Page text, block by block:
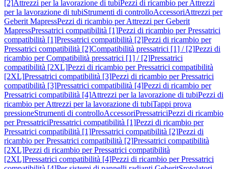
[2]Attrezzi per la lavorazione di tubiPezzi di ricambio per Attrezzi
per la lavorazione di tubiStrumenti di controlloAccessoriAttrezzi per
Geberit MapressPezzi di ricambio per Attrezzi per Geberit
MapressPressatrici compatibilità [1]Pezzi di ricambio per Pressatrici
compatibilità [1]Pressatrici compatibilità [2]Pezzi di ricambio per
Pressatrici compatibilità [2]Compatibilità pressatrici [1] / [2]Pezzi di
ricambio per Compatibilità pressatrici [1] / [2]Pressatrici
compatibilità [2XL]Pezzi di ricambio per Pressatrici compatibilità
[2XL]Pressatrici compatibilità [3]Pezzi di ricambio per Pressatrici
compatibilità [3]Pressatrici compatibilità [4]Pezzi di ricambio per
Pressatrici compatibilità [4]Attrezzi per la lavorazione di tubiPezzi di
ricambio per Attrezzi per la lavorazione di tubiTappi prova
pressioneStrumenti di controlloAccessoriPressatriciPezzi di ricambio
per PressatriciPressatrici compatibilità [1]Pezzi di ricambio per
Pressatrici compatibilità [1]Pressatrici compatibilità [2]Pezzi di
ricambio per Pressatrici compatibilità [2]Pressatrici compatibilità
[2XL]Pezzi di ricambio per Pressatrici compatibilità
[2XL]Pressatrici compatibilità [4]Pezzi di ricambio per Pressatrici